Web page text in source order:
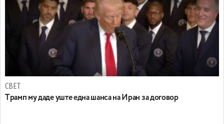
СВЕТ
Tрамп му даде уште една шанса на Иран за договор